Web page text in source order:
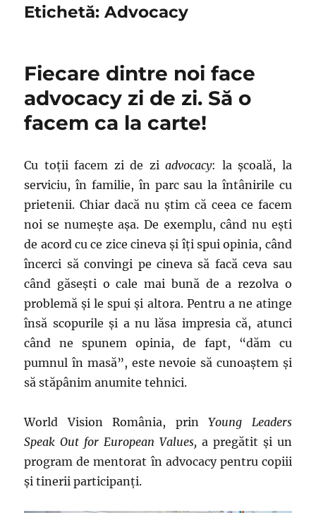
Etichetă:Advocacy
Fiecare dintre noi face
advocacy zi de zi. Să o
facem ca la carte!
Cu toţii facem zi de ziadvocacy: la şcoală, la
serviciu, în familie, în parc sau la întânirile cu
prietenii. Chiar dacă nu ştim că ceea ce facem
noi se numeşte aşa. De exemplu, când nu eşti
de acord cu ce zice cineva şi îţi spui opinia, când
încerci să convingi pe cineva să facă ceva sau
când găseşti o cale mai bună de a rezolva o
problemă şi le spui şi altora. Pentru a ne atinge
însă scopurile şi a nu lăsa impresia că, atunci
când ne spunem opinia, de fapt, “dăm cu
pumnul în masă”, este nevoie să cunoaştem şi
să stăpânim anumite tehnici.
World Vision România, prinYoung Leaders
Speak Out for European Values, a pregătit și un
program de mentorat în advocacy pentru copiii
şi tinerii participanţi.